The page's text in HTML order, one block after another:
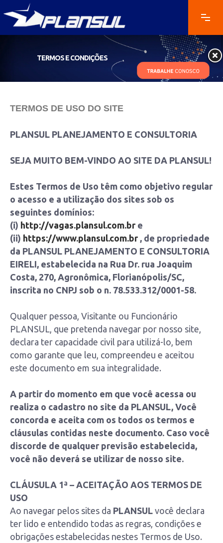
TERMOS E CONDIÇÕES
TERMOS DE USO DO SITE
PLANSUL PLANEJAMENTO E CONSULTORIA
SEJA MUITO BEM-VINDO AO SITE DA PLANSUL!
Estes Termos de Uso têm como objetivo regular
o acesso e a utilização dos sites sob os
seguintes domínios:
(i) http://vagas.plansul.com.br e
(ii) https://www.plansul.com.br , de propriedade
da PLANSUL PLANEJAMENTO E CONSULTORIA
EIRELI, estabelecida na Rua Dr. rua Joaquim
Costa, 270, Agronômica, Florianópolis/SC,
inscrita no CNPJ sob o n. 78.533.312/0001-58.
Qualquer pessoa, Visitante ou Funcionário
PLANSUL, que pretenda navegar por nosso site,
declara ter capacidade civil para utilizá-lo, bem
como garante que leu, compreendeu e aceitou
este documento em sua integralidade.
A partir do momento em que você acessa ou
realiza o cadastro no site da PLANSUL, Você
concorda e aceita com os todos os termos e
cláusulas contidas neste documento. Caso você
discorde de qualquer previsão estabelecida,
você não deverá se utilizar de nosso site.
CLÁUSULA 1ª – ACEITAÇÃO AOS TERMOS DE
USO
Ao navegar pelos sites da PLANSUL você declara
ter lido e entendido todas as regras, condições e
obrigações estabelecidas nestes Termos de Uso.